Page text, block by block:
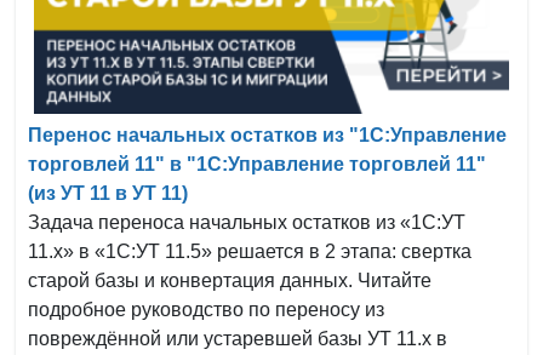
Перенос начальных остатков из "1С:Управление
торговлей 11" в "1С:Управление торговлей 11"
(из УТ 11 в УТ 11)
Задача переноса начальных остатков из «1С:УТ
11.x» в «1С:УТ 11.5» решается в 2 этапа: свертка
старой базы и конвертация данных. Читайте
подробное руководство по переносу из
повреждённой или устаревшей базы УТ 11.x в